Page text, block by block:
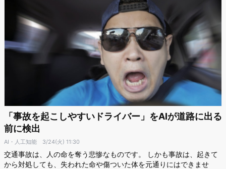
「事故を起こしやすいドライバー」をAIが道路に出る
前に検出
AI・人工知能 3/24(火) 11:30
交通事故は、人の命を奪う悲惨なものです。 しかも事故は、起きて
から対処しても、失われた命や傷ついた体を元通りにはできませ